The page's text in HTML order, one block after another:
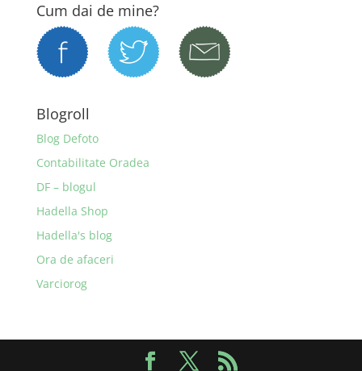
Cum dai de mine?
Blogroll
Blog Defoto
Contabilitate Oradea
DF – blogul
Hadella Shop
Hadella's blog
Ora de afaceri
Varciorog